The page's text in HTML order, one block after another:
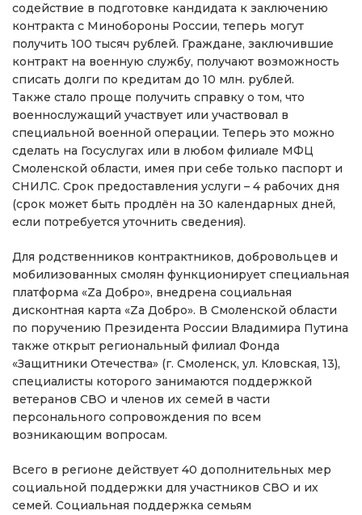
содействие в подготовке кандидата к заключению
контракта с Минобороны России, теперь могут
получить 100 тысяч рублей. Граждане, заключившие
контракт на военную службу, получают возможность
списать долги по кредитам до 10 млн. рублей.
Также стало проще получить справку о том, что
военнослужащий участвует или участвовал в
специальной военной операции. Теперь это можно
сделать на Госуслугах или в любом филиале МФЦ
Смоленской области, имея при себе только паспорт и
СНИЛС. Срок предоставления услуги – 4 рабочих дня
(срок может быть продлён на 30 календарных дней,
если потребуется уточнить сведения).
Для родственников контрактников, добровольцев и
мобилизованных смолян функционирует специальная
платформа «Za Добро», внедрена социальная
дисконтная карта «Zа Добро». В Смоленской области
по поручению Президента России Владимира Путина
также открыт региональный филиал Фонда
«Защитники Отечества» (г. Смоленск, ул. Кловская, 13),
специалисты которого занимаются поддержкой
ветеранов СВО и членов их семей в части
персонального сопровождения по всем
возникающим вопросам.
Всего в регионе действует 40 дополнительных мер
социальной поддержки для участников СВО и их
семей. Социальная поддержка семьям